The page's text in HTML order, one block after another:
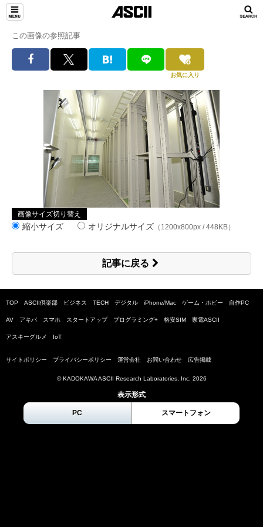
この画像の参照記事
お気に入り
画像サイズ切り替え
縮小サイズ オリジナルサイズ （1200x800px / 448KB）
記事に戻る
TOP ASCII倶楽部 ビジネス TECH デジタル iPhone/Mac ゲーム・ホビー 自作PC
AV アキバ スマホ スタートアップ プログラミング+ 格安SIM 家電ASCII
アスキーグルメ IoT
サイトポリシー プライバシーポリシー 運営会社 お問い合わせ 広告掲載
© KADOKAWA ASCII Research Laboratories, Inc. 2026
表示形式
PC スマートフォン